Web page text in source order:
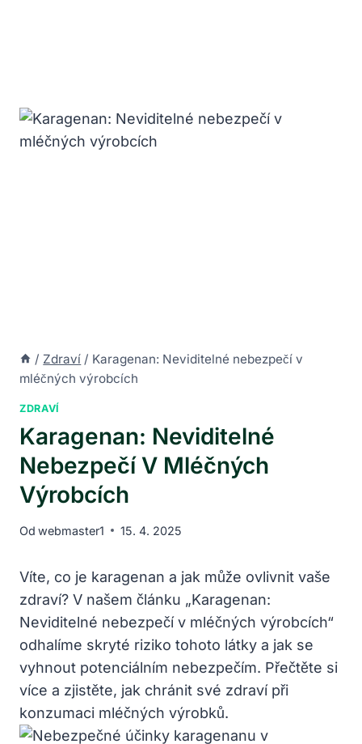
/ Zdraví / Karagenan: Neviditelné nebezpečí v
mléčných výrobcích
ZDRAVÍ
Karagenan: Neviditelné
Nebezpečí V Mléčných
Výrobcích
Od webmaster1 15. 4. 2025
Víte, co je karagenan a jak může ovlivnit vaše
zdraví? V našem článku „Karagenan:
Neviditelné nebezpečí v mléčných výrobcích“
odhalíme skryté riziko tohoto látky a jak se
vyhnout potenciálním nebezpečím. Přečtěte si
více a zjistěte, jak chránit své zdraví při
konzumaci mléčných výrobků.